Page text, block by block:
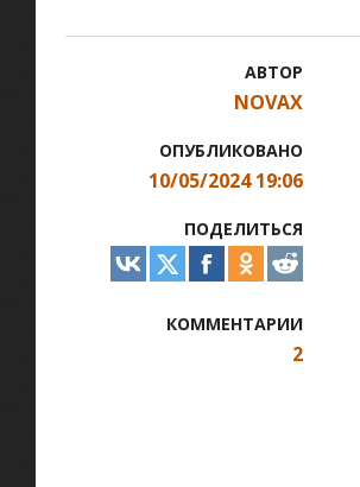
АВТОР
NOVAX
ОПУБЛИКОВАНО
10/05/2024 19:06
ПОДЕЛИТЬСЯ
КОММЕНТАРИИ
2